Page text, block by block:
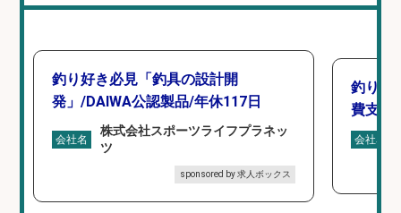
釣り好き必見「釣具の設計開
発」/DAIWA公認製品/年休117日
会社名
株式会社スポーツライフプラネッ
ツ
sponsored by 求人ボックス
釣り具
費支給
会社名